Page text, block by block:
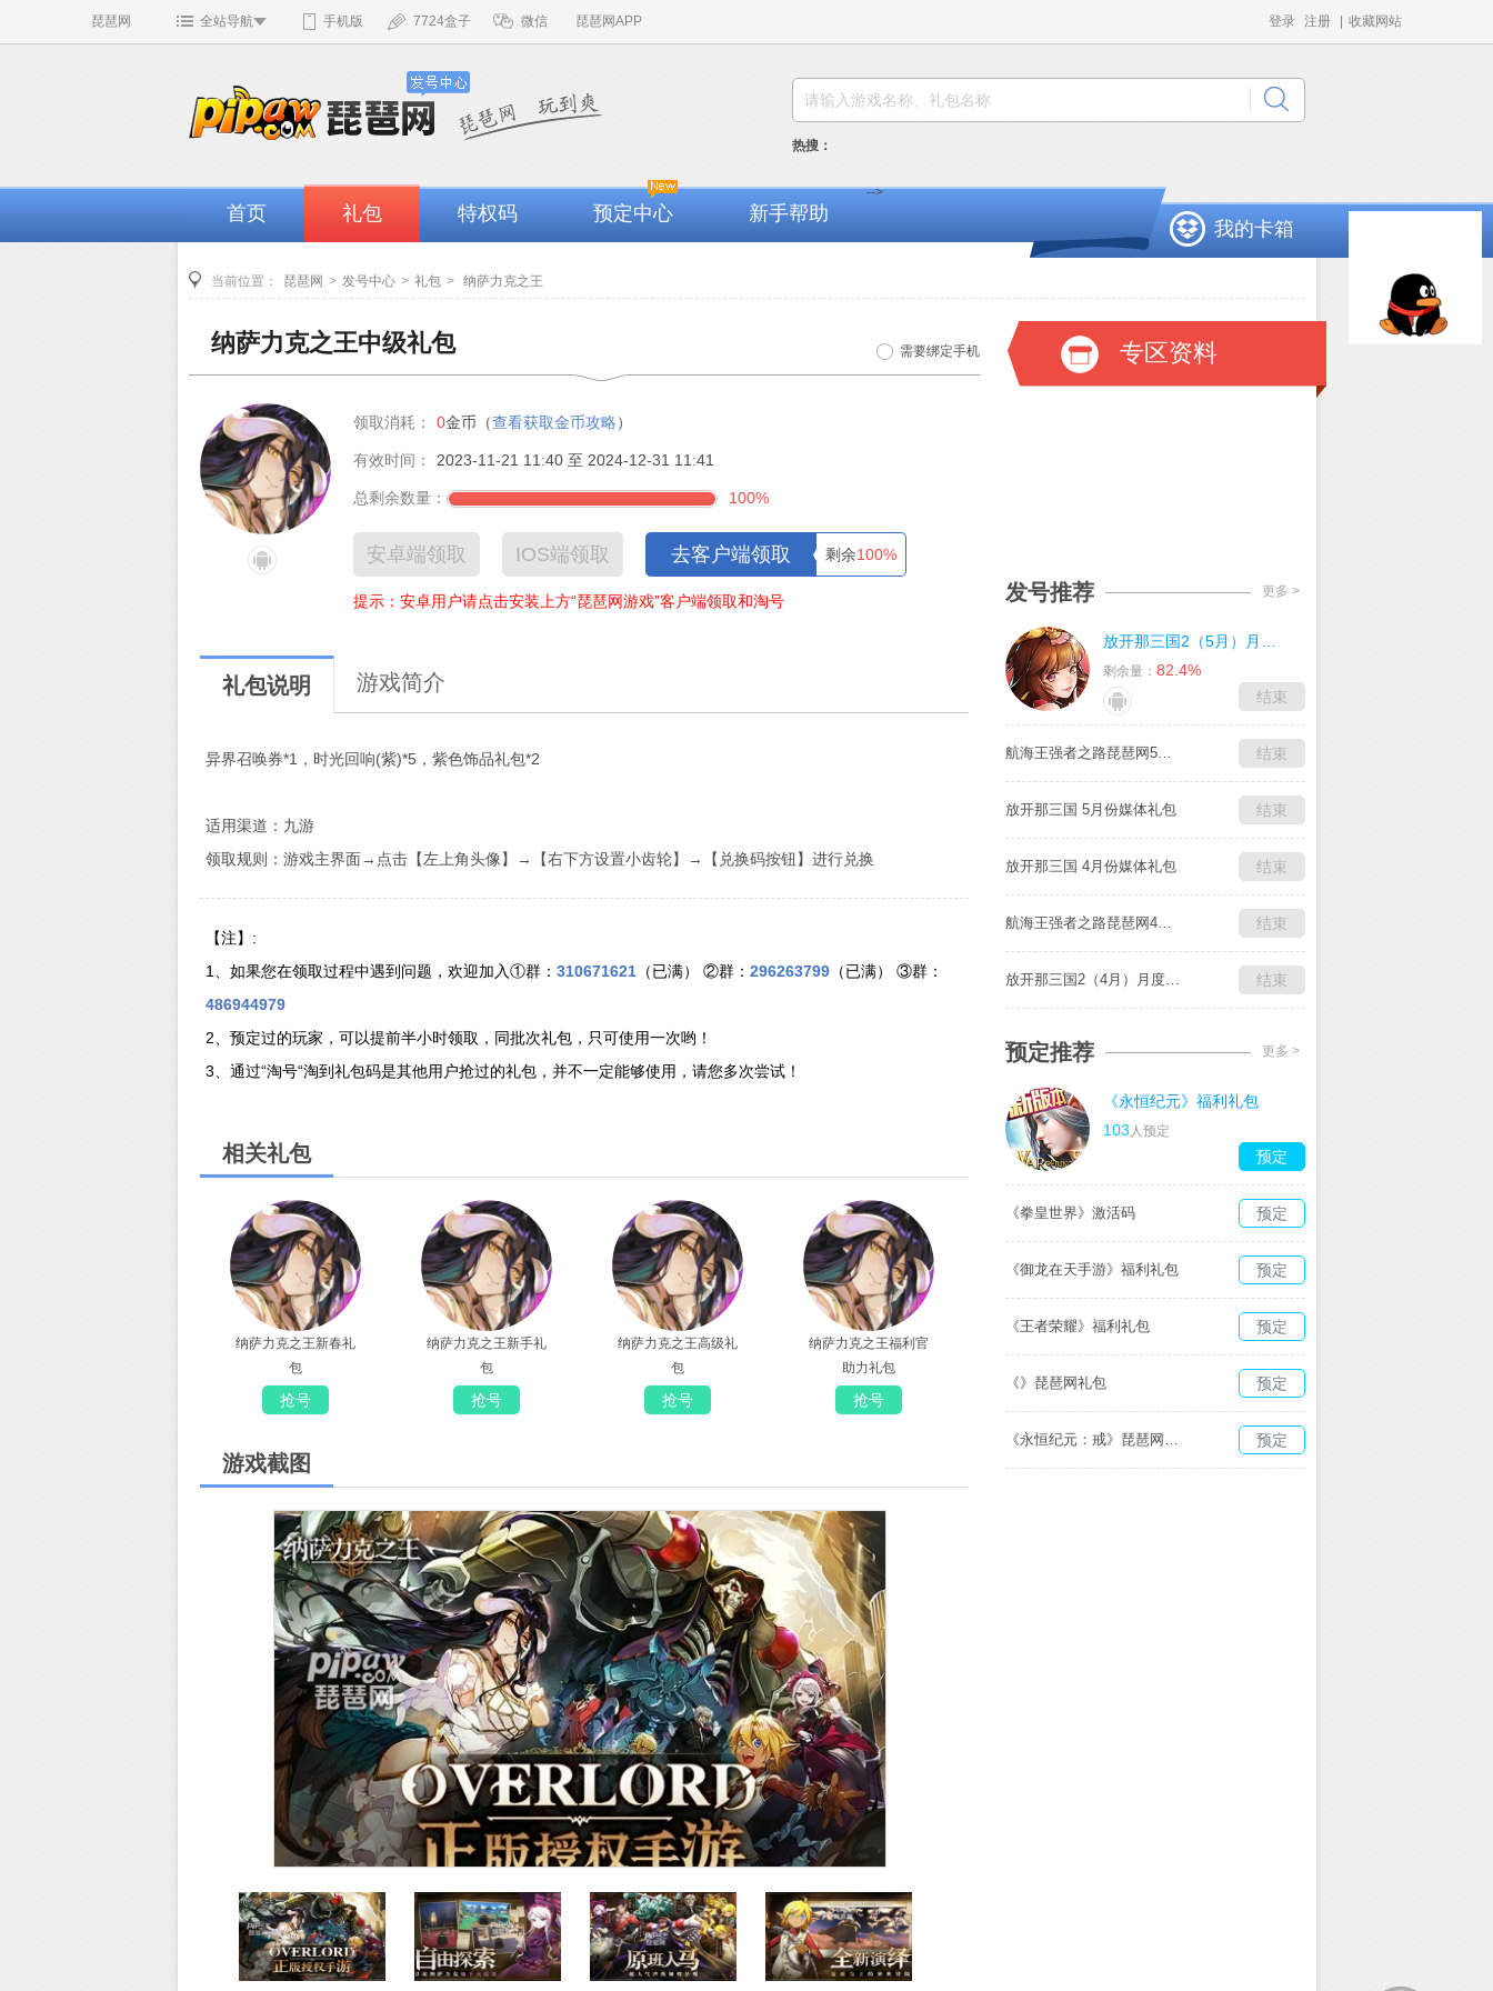
琵琶网 全站导航 手机版 微信 琵琶网APP
7724盒子 收藏网站
登录 注册
热搜：
首页 礼包 特权码 预定中心 新手帮助
-->
我的卡箱
当前位置： 琵琶网 > 发号中心 > 礼包 > 纳萨力克之王
纳萨力克之王中级礼包 需要绑定手机
领取消耗： 0金币（查看获取金币攻略）
有效时间： 2023-11-21 11:40 至 2024-12-31 11:41
总剩余数量： 100%
安卓端领取 IOS端领取 去客户端领取 剩余100%
提示：安卓用户请点击安装上方“琵琶网游戏”客户端领取和淘号
礼包说明 游戏简介
异界召唤券*1，时光回响(紫)*5，紫色饰品礼包*2
适用渠道：九游
领取规则：游戏主界面→点击【左上角头像】→【右下方设置小齿轮】→【兑换码按钮】进行兑换
【注】:
1、如果您在领取过程中遇到问题，欢迎加入①群： 310671621（已满） ②群： 296263799（已满） ③群：
486944979
2、预定过的玩家，可以提前半小时领取，同批次礼包，只可使用一次哟！
3、通过“淘号“淘到礼包码是其他用户抢过的礼包，并不一定能够使用，请您多次尝试！
相关礼包
纳萨力克之王新春礼
包
抢号
纳萨力克之王新手礼
包
抢号
纳萨力克之王高级礼
包
抢号
纳萨力克之王福利官
助力礼包
抢号
游戏截图
专区资料
发号推荐 更多 >
剩余量： 82.4%
结束
航海王强者之路琵琶网5月媒体独家礼包 结束
放开那三国 5月份媒体礼包 结束
放开那三国 4月份媒体礼包 结束
航海王强者之路琵琶网4月媒体独家礼包 结束
放开那三国2（4月）月度礼包 结束
预定推荐 更多 >
《永恒纪元》福利礼包
103 人预定
预定
《拳皇世界》激活码 预定
《御龙在天手游》福利礼包 预定
《王者荣耀》福利礼包 预定
《》琵琶网礼包 预定
《永恒纪元：戒》琵琶网礼包 预定